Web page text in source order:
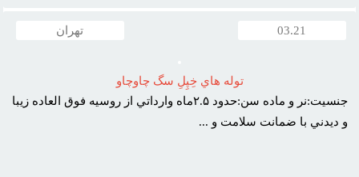
03.21 تهران
توله هاي خِپِلِ سگ چاوچاو
جنسيت:نر و ماده سن:حدود ۲.۵ماه وارداتي از روسيه فوق العاده زيبا
و ديدني با ضمانت سلامت و ...